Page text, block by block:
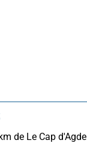
de Le Cap d'Agde